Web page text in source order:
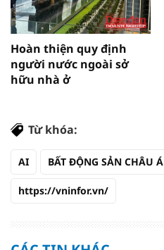
Hoàn thiện quy định
người nước ngoài sở
hữu nhà ở
Từ khóa:
AI BẤT ĐỘNG SẢN CHÂU Á
https://vninfor.vn/